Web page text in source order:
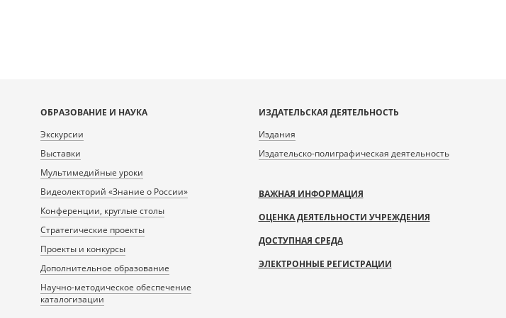
ОБРАЗОВАНИЕ И НАУКА
Экскурсии
Выставки
Мультимедийные уроки
Видеолекторий «Знание о России»
Конференции, круглые столы
Стратегические проекты
Проекты и конкурсы
Дополнительное образование
Научно-методическое обеспечение
каталогизации
ИЗДАТЕЛЬСКАЯ ДЕЯТЕЛЬНОСТЬ
Издания
Издательско-полиграфическая деятельность
ВАЖНАЯ ИНФОРМАЦИЯ
ОЦЕНКА ДЕЯТЕЛЬНОСТИ УЧРЕЖДЕНИЯ
ДОСТУПНАЯ СРЕДА
ЭЛЕКТРОННЫЕ РЕГИСТРАЦИИ